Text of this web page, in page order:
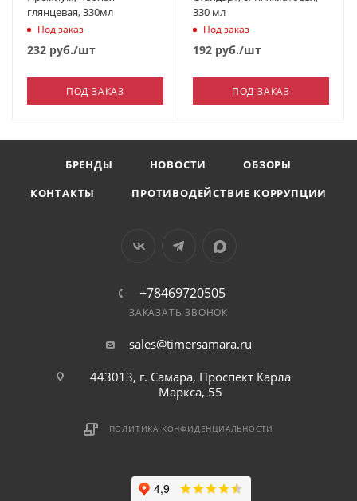
глянцевая, 330мл
Под заказ
232 руб./шт
ПОД ЗАКАЗ
330 мл
Под заказ
192 руб./шт
ПОД ЗАКАЗ
БРЕНДЫ НОВОСТИ
ОБЗОРЫ
КОНТАКТЫ
ПРОТИВОДЕЙСТВИЕ КОРРУПЦИИ
+78469720505
ЗАКАЗАТЬ ЗВОНОК
sales@timersamara.ru
443013, г. Самара, Проспект Карла
Маркса, 55
ПОЛИТИКА КОНФИДЕНЦИАЛЬНОСТИ